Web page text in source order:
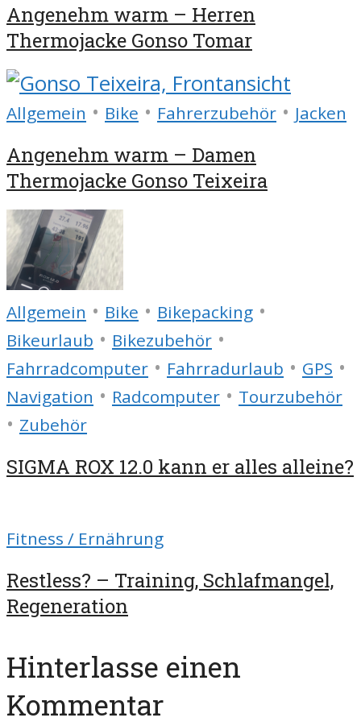
Angenehm warm – Herren
Thermojacke Gonso Tomar
Allgemein • Bike • Fahrerzubehör • Jacken
Angenehm warm – Damen
Thermojacke Gonso Teixeira
Allgemein • Bike • Bikepacking •
Bikeurlaub • Bikezubehör •
Fahrradcomputer • Fahrradurlaub • GPS •
Navigation • Radcomputer • Tourzubehör
• Zubehör
SIGMA ROX 12.0 kann er alles alleine?
Fitness / Ernährung
Restless? – Training, Schlafmangel,
Regeneration
Hinterlasse einen
Kommentar